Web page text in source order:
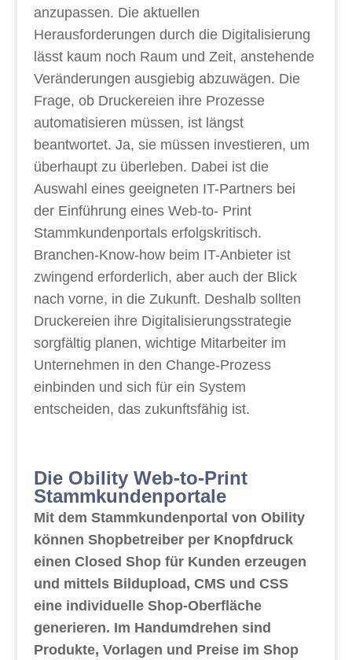
anzupassen. Die aktuellen
Herausforderungen durch die Digitalisierung
lässt kaum noch Raum und Zeit, anstehende
Veränderungen ausgiebig abzuwägen. Die
Frage, ob Druckereien ihre Prozesse
automatisieren müssen, ist längst
beantwortet. Ja, sie müssen investieren, um
überhaupt zu überleben. Dabei ist die
Auswahl eines geeigneten IT-Partners bei
der Einführung eines Web-to- Print
Stammkundenportals erfolgskritisch.
Branchen-Know-how beim IT-Anbieter ist
zwingend erforderlich, aber auch der Blick
nach vorne, in die Zukunft. Deshalb sollten
Druckereien ihre Digitalisierungsstrategie
sorgfältig planen, wichtige Mitarbeiter im
Unternehmen in den Change-Prozess
einbinden und sich für ein System
entscheiden, das zukunftsfähig ist.
Die Obility Web-to-Print
Stammkundenportale
Mit dem Stammkundenportal von Obility
können Shopbetreiber per Knopfdruck
einen Closed Shop für Kunden erzeugen
und mittels Bildupload, CMS und CSS
eine individuelle Shop-Oberfläche
generieren. Im Handumdrehen sind
Produkte, Vorlagen und Preise im Shop